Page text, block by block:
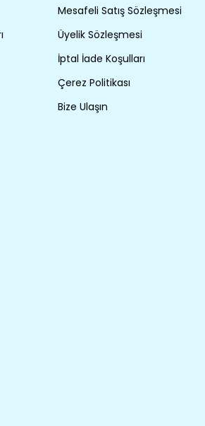
Mesafeli Satış Sözleşmesi
Üyelik Sözleşmesi
İptal İade Koşulları
Çerez Politikası
Bize Ulaşın